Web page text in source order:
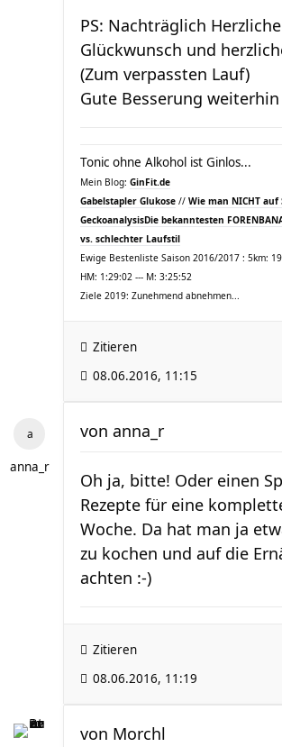
PS: Nachträglich
Glückwunsch und
(Zum verpassten Lauf)
Gute Besserung weiterhin
Tonic ohne Alkohol ist Ginlos...
Mein Blog: GinFit.de
Gabelstapler Glukose // Wie man NICHT
GeckoanalysisDie bekanntesten
vs. schlechter Laufstil
Ewige Bestenliste Saison 2016/2017 : 5km:
HM: 1:29:02 --- M: 3:25:52
Ziele 2019: Zunehmend abnehmen...
Zitieren
08.06.2016, 11:15
anna_r
von anna_r
Oh ja, bitte! Oder einen
Rezepte für eine
Woche. Da hat man ja
zu kochen und auf die
achten :-)
Zitieren
08.06.2016, 11:19
von Morchl